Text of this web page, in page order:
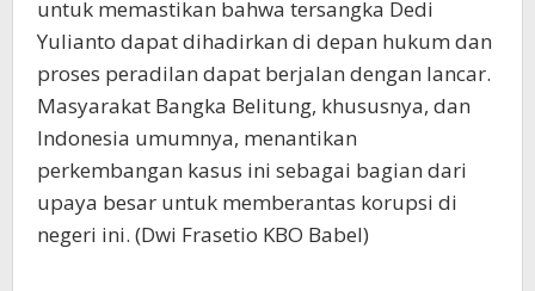
untuk memastikan bahwa tersangka Dedi
Yulianto dapat dihadirkan di depan hukum dan
proses peradilan dapat berjalan dengan lancar.
Masyarakat Bangka Belitung, khususnya, dan
Indonesia umumnya, menantikan
perkembangan kasus ini sebagai bagian dari
upaya besar untuk memberantas korupsi di
negeri ini. (Dwi Frasetio KBO Babel)